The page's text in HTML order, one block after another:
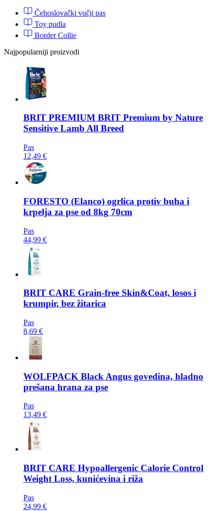
Čehoslovački vučji pas
Toy pudla
Border Collie
Najpopularniji proizvodi
BRIT PREMIUM BRIT Premium by Nature
Sensitive Lamb All Breed
Pas
12,49 €
FORESTO (Elanco) ogrlica protiv buha i
krpelja za pse od 8kg 70cm
Pas
44,99 €
BRIT CARE Grain-free Skin&Coat, losos i
krumpir, bez žitarica
Pas
8,69 €
WOLFPACK Black Angus govedina, hladno
prešana hrana za pse
Pas
13,49 €
BRIT CARE Hypoallergenic Calorie Control
Weight Loss, kunićevina i riža
Pas
24,99 €